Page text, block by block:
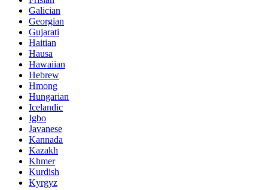
Galician
Georgian
Gujarati
Haitian
Hausa
Hawaiian
Hebrew
Hmong
Hungarian
Icelandic
Igbo
Javanese
Kannada
Kazakh
Khmer
Kurdish
Kyrgyz